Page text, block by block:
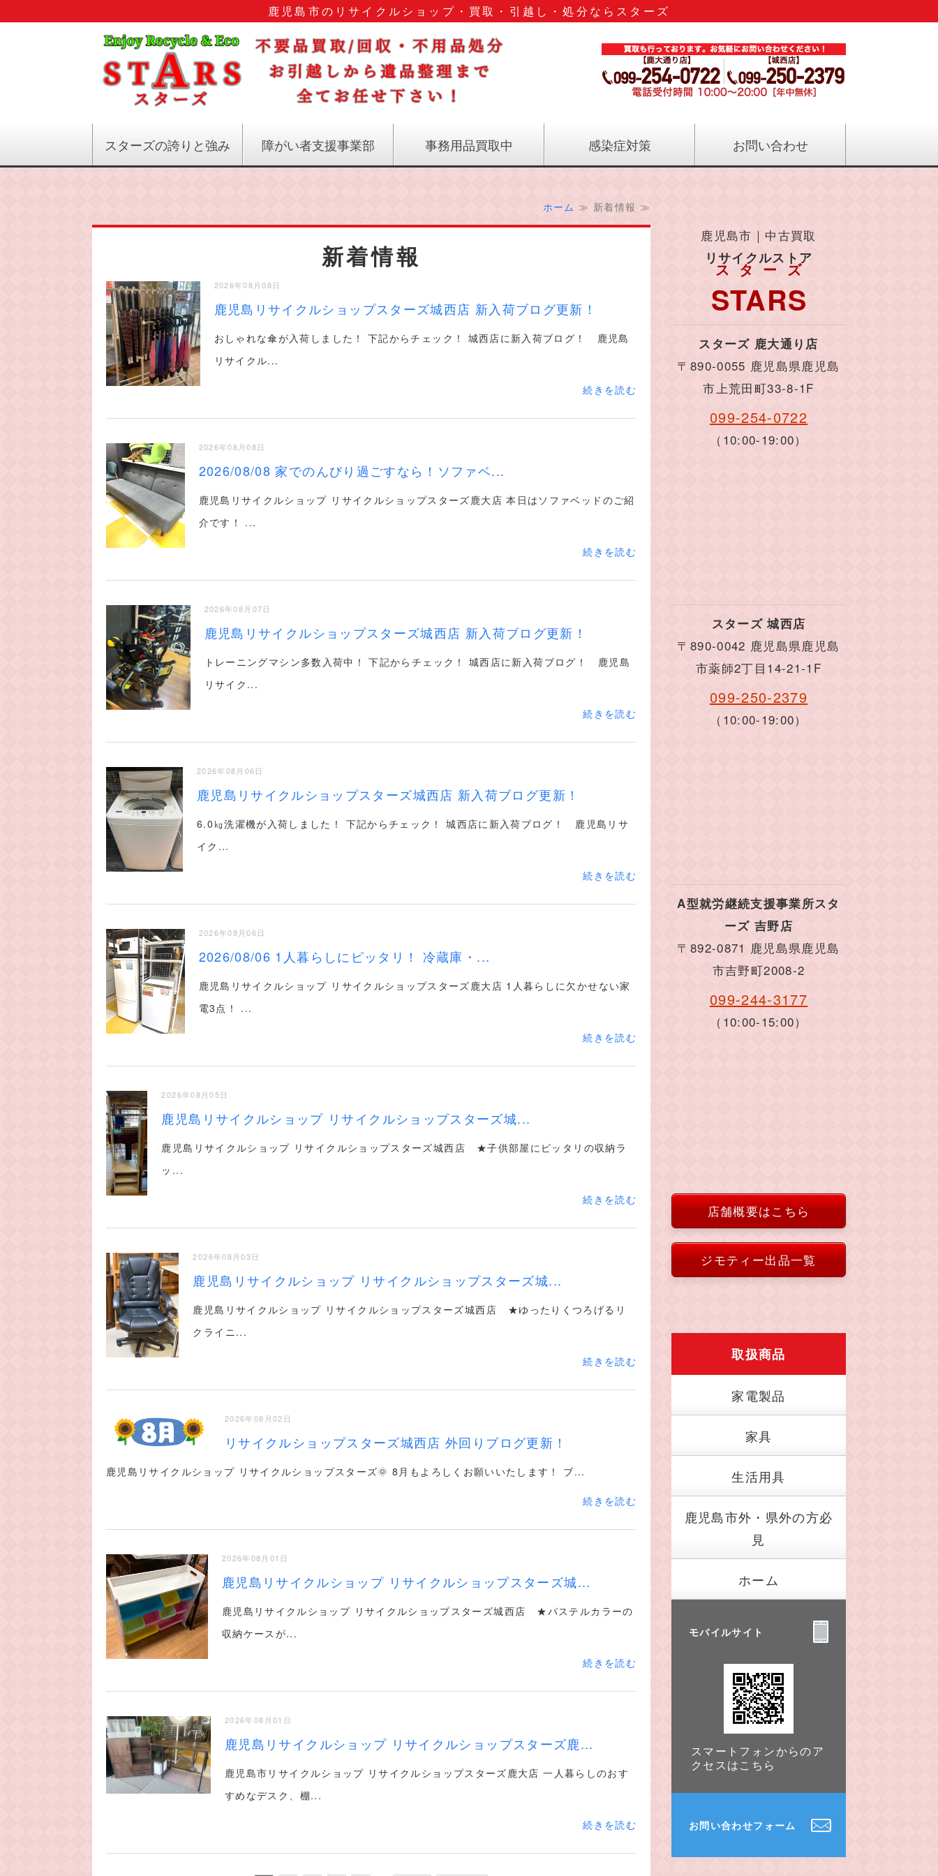
鹿児島市のリサイクルショップ・買取・引越し・処分ならスターズ
スターズの誇りと強み 障がい者支援事業部 事務用品買取中 感染症対策 お問い合わせ
ホーム ≫ 新着情報 ≫
新着情報
2026年08月08日
鹿児島リサイクルショップスターズ城西店 新入荷ブログ更新！
おしゃれな傘が入荷しました！ 下記からチェック！ 城西店に新入荷ブログ！ 鹿児島
リサイクル...
続きを読む
2026年08月08日
2026/08/08 家でのんびり過ごすなら！ソファベ...
鹿児島リサイクルショップ リサイクルショップスターズ鹿大店 本日はソファベッドのご紹
介です！ ...
続きを読む
2026年08月07日
鹿児島リサイクルショップスターズ城西店 新入荷ブログ更新！
トレーニングマシン多数入荷中！ 下記からチェック！ 城西店に新入荷ブログ！ 鹿児島
リサイク...
続きを読む
2026年08月06日
鹿児島リサイクルショップスターズ城西店 新入荷ブログ更新！
6.0㎏洗濯機が入荷しました！ 下記からチェック！ 城西店に新入荷ブログ！ 鹿児島リサ
イク...
続きを読む
2026年08月06日
2026/08/06 1人暮らしにピッタリ！ 冷蔵庫・...
鹿児島リサイクルショップ リサイクルショップスターズ鹿大店 1人暮らしに欠かせない家
電3点！ ...
続きを読む
2026年08月05日
鹿児島リサイクルショップ リサイクルショップスターズ城...
鹿児島リサイクルショップ リサイクルショップスターズ城西店 ★子供部屋にピッタリの収納ラ
ッ...
続きを読む
2026年08月03日
鹿児島リサイクルショップ リサイクルショップスターズ城...
鹿児島リサイクルショップ リサイクルショップスターズ城西店 ★ゆったりくつろげるリ
クライニ...
続きを読む
2026年08月02日
リサイクルショップスターズ城西店 外回りブログ更新！
鹿児島リサイクルショップ リサイクルショップスターズ🌞 8月もよろしくお願いいたします！ ブ...
続きを読む
2026年08月01日
鹿児島リサイクルショップ リサイクルショップスターズ城...
鹿児島リサイクルショップ リサイクルショップスターズ城西店 ★パステルカラーの
収納ケースが...
続きを読む
2026年08月01日
鹿児島リサイクルショップ リサイクルショップスターズ鹿...
鹿児島市リサイクルショップ リサイクルショップスターズ鹿大店 一人暮らしのおす
すめなデスク、棚...
続きを読む
鹿児島市｜中古買取
リサイクルストア
STARS
スターズ
スターズ 鹿大通り店
〒890-0055 鹿児島県鹿児島
市上荒田町33-8-1F
099-254-0722
（10:00-19:00）
スターズ 城西店
〒890-0042 鹿児島県鹿児島
市薬師2丁目14-21-1F
099-250-2379
（10:00-19:00）
A型就労継続支援事業所スタ
ーズ 吉野店
〒892-0871 鹿児島県鹿児島
市吉野町2008-2
099-244-3177
（10:00-15:00）
店舗概要はこちら
ジモティー出品一覧
取扱商品
家電製品
家具
生活用具
鹿児島市外・県外の方必
見
ホーム
モバイルサイト
スマートフォンからのア
クセスはこちら
お問い合わせフォーム